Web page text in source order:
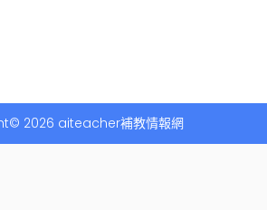
2026 aiteacher補教情報網